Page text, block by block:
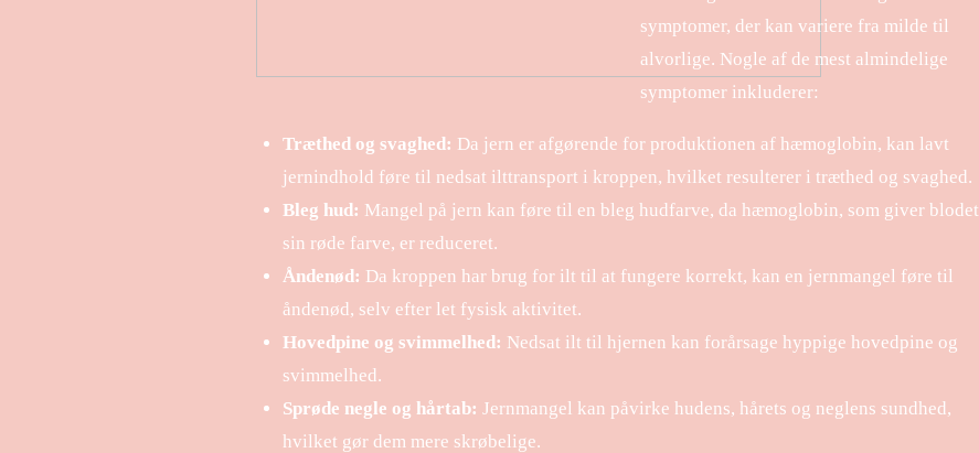
symptomer, der kan variere fra milde til
alvorlige. Nogle af de mest almindelige
symptomer inkluderer:
Træthed og svaghed: Da jern er afgørende for produktionen af hæmoglobin, kan lavt
jernindhold føre til nedsat ilttransport i kroppen, hvilket resulterer i træthed og svaghed.
Bleg hud: Mangel på jern kan føre til en bleg hudfarve, da hæmoglobin, som giver blodet
sin røde farve, er reduceret.
Åndenød: Da kroppen har brug for ilt til at fungere korrekt, kan en jernmangel føre til
åndenød, selv efter let fysisk aktivitet.
Hovedpine og svimmelhed: Nedsat ilt til hjernen kan forårsage hyppige hovedpine og
svimmelhed.
Sprøde negle og hårtab: Jernmangel kan påvirke hudens, hårets og neglens sundhed,
hvilket gør dem mere skrøbelige.